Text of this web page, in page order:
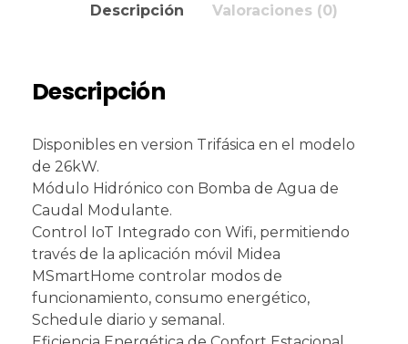
Descripción Valoraciones (0)
Descripción
Disponibles en version Trifásica en el modelo
de 26kW.
Módulo Hidrónico con Bomba de Agua de
Caudal Modulante.
Control IoT Integrado con Wifi, permitiendo
través de la aplicación móvil Midea
MSmartHome controlar modos de
funcionamiento, consumo energético,
Schedule diario y semanal.